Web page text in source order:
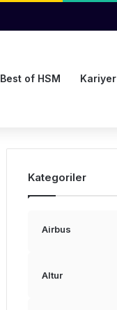
Best of HSM Kariyer
Kategoriler
Airbus
Altur